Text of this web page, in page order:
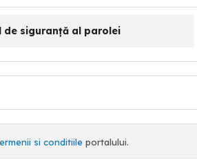
de siguranță al parolei
si conditiile portalului.